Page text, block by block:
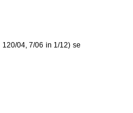
04, 7/06 in 1/12) se